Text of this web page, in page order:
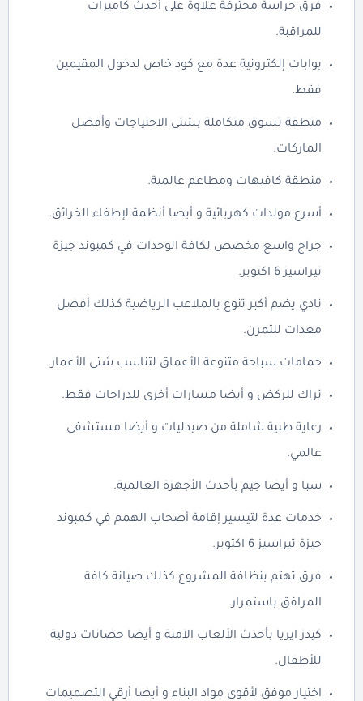
فرق حراسة محترفة علاوة على أحدث كاميرات
للمراقبة.
بوابات إلكترونية عدة مع كود خاص لدخول المقيمين
فقط.
منطقة تسوق متكاملة بشتى الاحتياجات وأفضل
الماركات.
منطقة كافيهات ومطاعم عالمية.
أسرع مولدات كهربائية و أيضا أنظمة لإطفاء الخرائق.
جراج واسع مخصص لكافة الوحدات في كمبوند جيزة
تيراسيز 6 اكتوبر.
نادي يضم أكبر تنوع بالملاعب الرياضية كذلك أفضل
معدات للتمرن.
حمامات سباحة متنوعة الأعماق لتناسب شتى الأعمار.
تراك للركض و أيضا مسارات أخرى للدراجات فقط.
رعاية طبية شاملة من صيدليات و أيضا مستشفى
عالمي.
سبا و أيضا جيم بأحدث الأجهزة العالمية.
خدمات عدة لتيسير إقامة أصحاب الهمم في كمبوند
جيزة تيراسيز 6 اكتوبر.
فرق تهتم بنظافة المشروع كذلك صيانة كافة
المرافق باستمرار.
كيدز ايريا بأحدث الألعاب الآمنة و أيضا حضانات دولية
للأطفال.
اختيار موفق لأقوى مواد البناء و أيضا أرقي التصميمات